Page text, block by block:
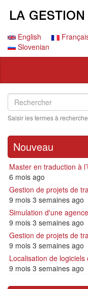
principalEnglish
Slovenian
Search
Rechercher
Saisir les termes à
Nouveau
Master en traduction à
6 mois ago
Gestion de projets de
9 mois 3 semaines ago
Simulation d'une
9 mois 3 semaines ago
Gestion de projets de
9 mois 3 semaines ago
Localisation de
9 mois 3 semaines ago